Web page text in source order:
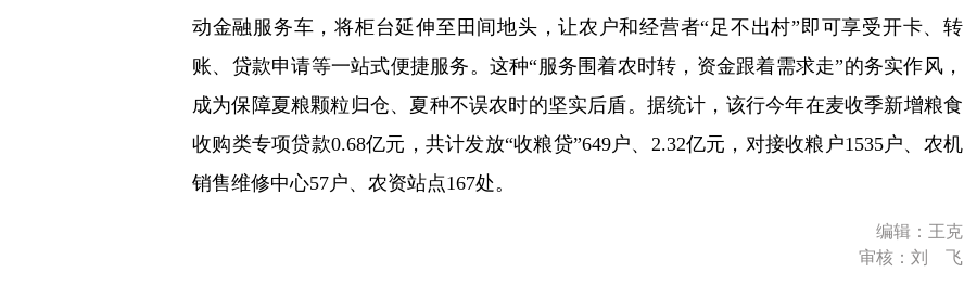
动金融服务车，将柜台延伸至田间地头，让农户和经营者“足不出村”即可享受开卡、转
账、贷款申请等一站式便捷服务。这种“服务围着农时转，资金跟着需求走”的务实作风，
成为保障夏粮颗粒归仓、夏种不误农时的坚实后盾。据统计，该行今年在麦收季新增粮食
收购类专项贷款0.68亿元，共计发放“收粮贷”649户、2.32亿元，对接收粮户1535户、农机
销售维修中心57户、农资站点167处。
编辑：王克
审核：刘 飞